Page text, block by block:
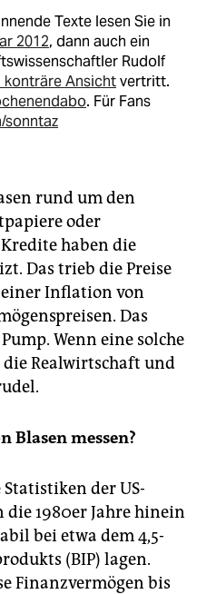
Texte lesen Sie in
2012, dann auch ein
Rudolf
konträre Ansichtvertritt.
. Für Fans
sonntaz
rund um den
oder
haben die
Das trieb die Preise
einer Inflation von
Das
Wenn eine solche
Realwirtschaft und
Blasen messen?
Statistiken der US-
die 1980er Jahre hinein
bei etwa dem 4,5-
(BIP) lagen.
Finanzvermögen bis